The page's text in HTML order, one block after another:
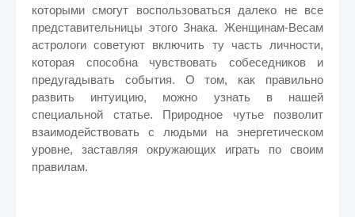
которыми смогут воспользоваться далеко не все
представительницы этого Знака. Женщинам-Весам
астрологи советуют включить ту часть личности,
которая способна чувствовать собеседников и
предугадывать события. О том, как правильно
развить интуицию, можно узнать в нашей
специальной статье. Природное чутье позволит
взаимодействовать с людьми на энергетическом
уровне, заставляя окружающих играть по своим
правилам.